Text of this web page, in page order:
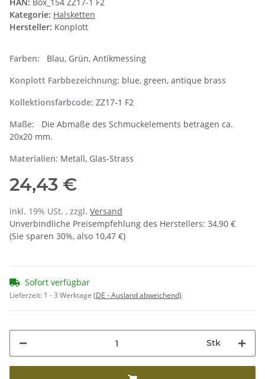
Kategorie: Halsketten
Hersteller: Konplott
Farben:
Blau, Grün, Antikmessing
Konplott Farbbezeichnung: blue, green, antique brass
Kollektionsfarbcode: ZZ17-1 F2
Maße:
Die Abmaße des Schmuckelements betragen ca.
20x20 mm.
Materialien: Metall, Glas-Strass
24,43 €
inkl. 19% USt. , zzgl. Versand
Unverbindliche Preisempfehlung des Herstellers: 34,90 €
(Sie sparen 30%, also 10,47 €)
Sofort verfügbar
Lieferzeit: 1 - 3 Werktage (DE - Ausland abweichend)
Stk